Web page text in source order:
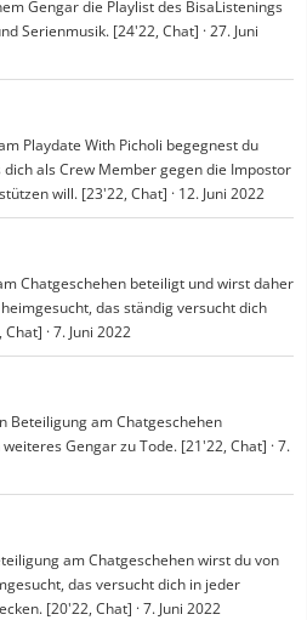
Gengar die Playlist des BisaListenings
Serienmusik. [24'22, Chat] 27. Juni
Playdate With Picholi begegnest du
als Crew Member gegen die Impostor
will. [23'22, Chat]
12. Juni 2022
Chatgeschehen beteiligt und wirst daher
das ständig versucht dich
Chat] 7. Juni 2022
Beteiligung am Chatgeschehen
Gengar zu Tode. [21'22, Chat] 7.
am Chatgeschehen wirst du von
das versucht dich in jeder
[20'22, Chat] 7. Juni 2022